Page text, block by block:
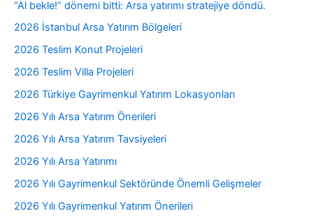
“Al bekle!” dönemi bitti: Arsa yatırımı stratejiye döndü.
2026 İstanbul Arsa Yatırım Bölgeleri
2026 Teslim Konut Projeleri
2026 Teslim Villa Projeleri
2026 Türkiye Gayrimenkul Yatırım Lokasyonları
2026 Yılı Arsa Yatırım Önerileri
2026 Yılı Arsa Yatırım Tavsiyeleri
2026 Yılı Arsa Yatırımı
2026 Yılı Gayrimenkul Sektöründe Önemli Gelişmeler
2026 Yılı Gayrimenkul Yatırım Önerileri